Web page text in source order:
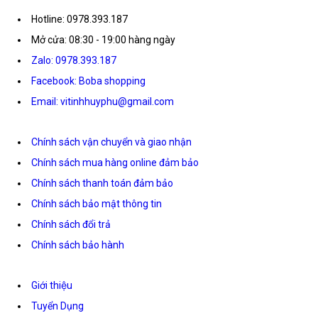
Hotline: 0978.393.187
Mở cửa: 08:30 - 19:00 hàng ngày
Zalo: 0978.393.187
Facebook: Boba shopping
Email: vitinhhuyphu@gmail.com
Chính sách vận chuyển và giao nhận
Chính sách mua hàng online đảm bảo
Chính sách thanh toán đảm bảo
Chính sách bảo mật thông tin
Chính sách đổi trả
Chính sách bảo hành
Giới thiệu
Tuyển Dụng